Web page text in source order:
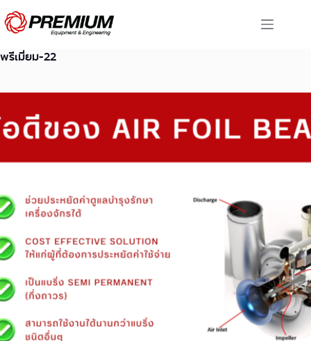
Skip
to
content
พรีเมี่ยม-22